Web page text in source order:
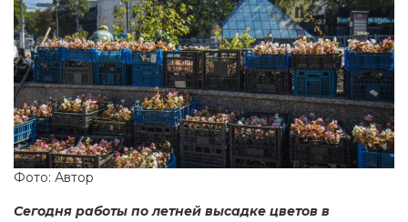
Фото: Автор
Сегодня работы по летней высадке цветов в